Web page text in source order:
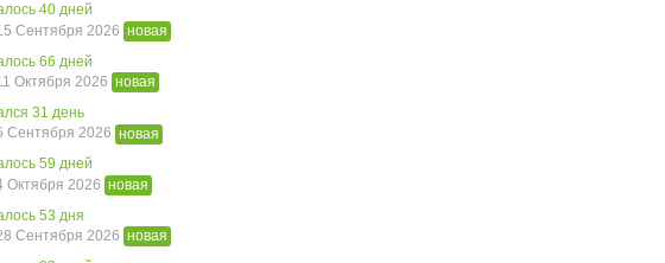
40дней
Сентября 2026 новая
66 дней
Октября 2026 новая
31 день
Сентября 2026 новая
59 дней
Октября 2026 новая
53 дня
Сентября 2026 новая